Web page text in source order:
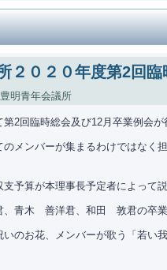
２０２０年度第2回
豊明青年会議所
2回臨時総会及び12月卒業例会が
メンバーが集まるわけではなく
予算が本理事長予定者によって
青木 善洋君、和田 敦君の卒業
のお花、メンバーが歌う「若い